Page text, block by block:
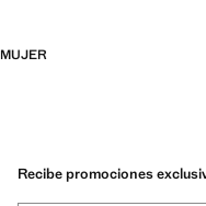
MUJER
Recibe promociones